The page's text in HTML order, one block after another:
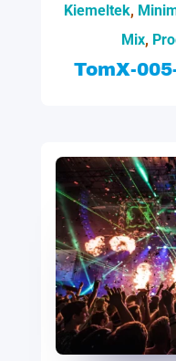
Kiemeltek,
Mix,
TomX-